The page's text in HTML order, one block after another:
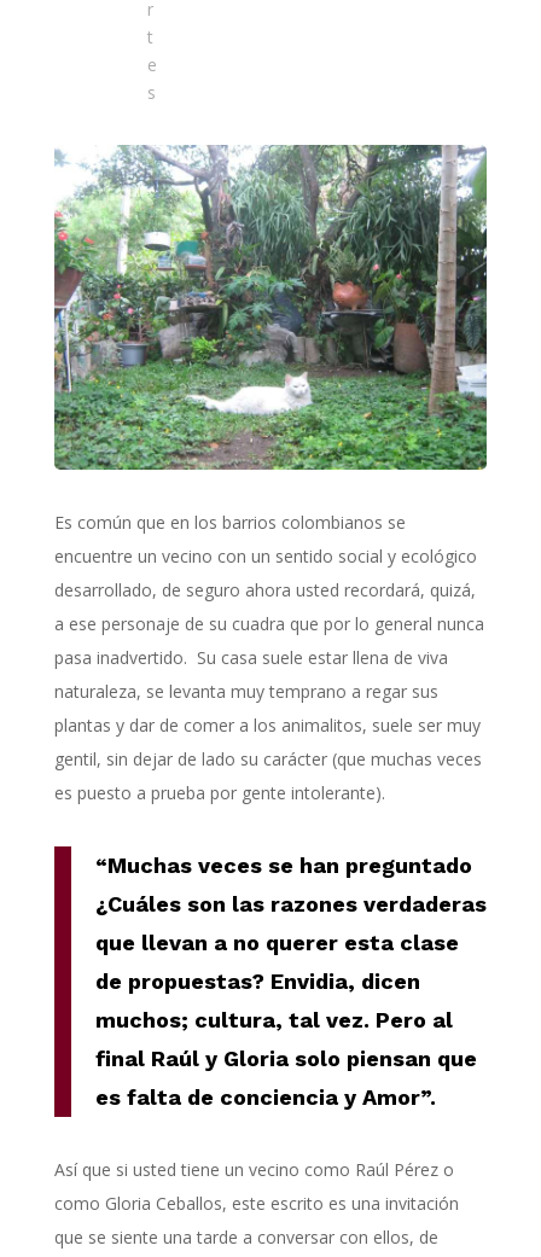
r
t
e
s
Es común que en los barrios colombianos se
encuentre un vecino con un sentido social y ecológico
desarrollado, de seguro ahora usted recordará, quizá,
a ese personaje de su cuadra que por lo general nunca
pasa inadvertido. Su casa suele estar llena de viva
naturaleza, se levanta muy temprano a regar sus
plantas y dar de comer a los animalitos, suele ser muy
gentil, sin dejar de lado su carácter (que muchas veces
es puesto a prueba por gente intolerante).
“Muchas veces se han preguntado
¿Cuáles son las razones verdaderas
que llevan a no querer esta clase
de propuestas? Envidia, dicen
muchos; cultura, tal vez. Pero al
final Raúl y Gloria solo piensan que
es falta de conciencia y Amor”.
Así que si usted tiene un vecino como Raúl Pérez o
como Gloria Ceballos, este escrito es una invitación
que se siente una tarde a conversar con ellos, de